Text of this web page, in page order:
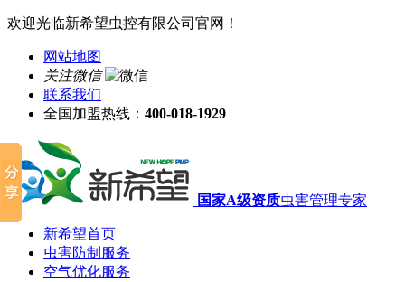
欢迎光临新希望虫控有限公司官网！
网站地图
关注微信
联系我们
全国加盟热线： 400-018-1929
国家A级资质虫害管理专家
新希望首页
虫害防制服务
空气优化服务